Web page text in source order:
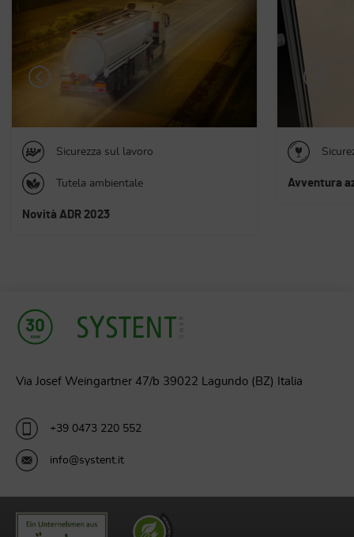
Sicurezza dei prodotti
Avventura azienda (testo in DE)
Nuova
Via Josef Weingartner 47/b 39022 Lagundo (BZ) Italia
+39 0473 220 552
info@systent.it